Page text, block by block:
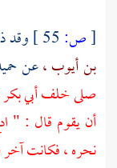
[ص: وقد
بن أيوب ،عن
صلى خلفأبي بكر
أن يقوم قال : "
نحره ، فكانت